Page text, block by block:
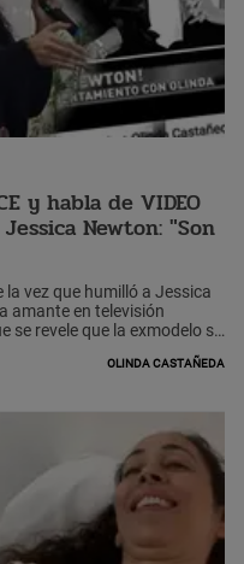
y habla de VIDEO
Newton: "Son
vez que humilló a Jessica
amante en televisión
se revele que la exmodelo sí
Olinda Castañeda